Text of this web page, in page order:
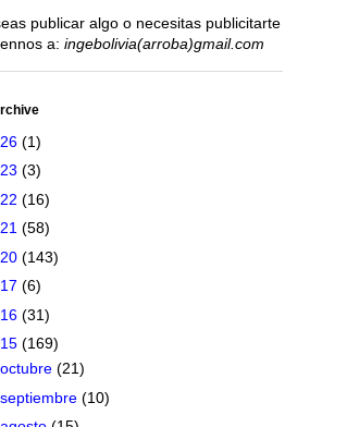
publicar algo o necesitas publicitarte
a: ingebolivia(arroba)gmail.com
(1)
(3)
(16)
(58)
(143)
(6)
(31)
(169)
octubre(21)
septiembre(10)